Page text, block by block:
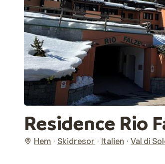
Residence Rio
Hem Skidresor Italien Val di